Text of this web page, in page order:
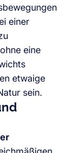
einer
eine
etwaige
sein.